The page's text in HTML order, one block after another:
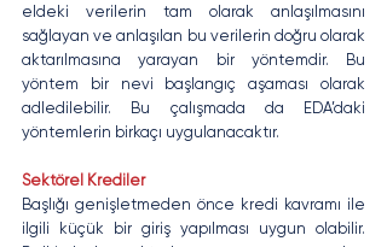
eldeki verilerin tam olarak anlaşılmasını
sağlayan ve anlaşılan bu verilerin doğru olarak
aktarılmasına yarayan bir yöntemdir. Bu
yöntem bir nevi başlangıç aşaması olarak
adledilebilir. Bu çalışmada da EDA’daki
yöntemlerin birkaçı uygulanacaktır.
Sektörel Krediler
Başlığı genişletmeden önce kredi kavramı ile
ilgili küçük bir giriş yapılması uygun olabilir.